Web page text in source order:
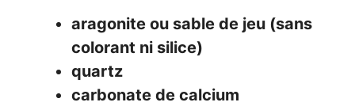
aragonite ou sable de jeu (sans
colorant ni silice)
quartz
carbonate de calcium